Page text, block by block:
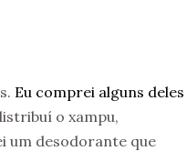
Eu comprei alguns deles
o xampu,
um desodorante que